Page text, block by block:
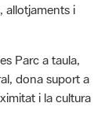
allotjaments i
Parc a taula,
dona suport a
i la cultura